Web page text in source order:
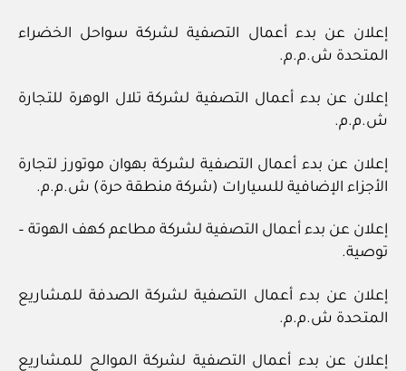
إعلان عن بدء أعمال التصفية لشركة سواحل الخضراء
المتحدة ش.م.م.
إعلان عن بدء أعمال التصفية لشركة تلال الوهرة للتجارة
ش.م.م.
إعلان عن بدء أعمال التصفية لشركة بهوان موتورز لتجارة
الأجزاء الإضافية للسيارات (شركة منطقة حرة) ش.م.م.
إعلان عن بدء أعمال التصفية لشركة مطاعم كهف الهوتة –
توصية.
إعلان عن بدء أعمال التصفية لشركة الصدفة للمشاريع
المتحدة ش.م.م.
إعلان عن بدء أعمال التصفية لشركة الموالح للمشاريع